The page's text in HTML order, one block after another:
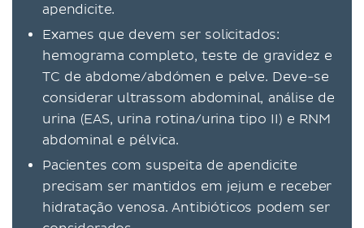
apendicite.
Exames que devem ser solicitados:
hemograma completo, teste de gravidez e
TC de abdome/abdómen e pelve. Deve-se
considerar ultrassom abdominal, análise de
urina (EAS, urina rotina/urina tipo II) e RNM
abdominal e pélvica.
Pacientes com suspeita de apendicite
precisam ser mantidos em jejum e receber
hidratação venosa. Antibióticos podem ser